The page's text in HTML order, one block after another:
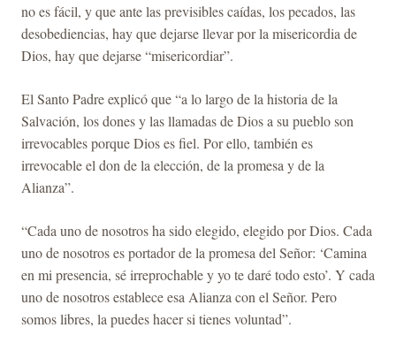
no es fácil, y que ante las previsibles caídas, los pecados, las
desobediencias, hay que dejarse llevar por la misericordia de
Dios, hay que dejarse “misericordiar”.
El Santo Padre explicó que “a lo largo de la historia de la
Salvación, los dones y las llamadas de Dios a su pueblo son
irrevocables porque Dios es fiel. Por ello, también es
irrevocable el don de la elección, de la promesa y de la
Alianza”.
“Cada uno de nosotros ha sido elegido, elegido por Dios. Cada
uno de nosotros es portador de la promesa del Señor: ‘Camina
en mi presencia, sé irreprochable y yo te daré todo esto’. Y cada
uno de nosotros establece esa Alianza con el Señor. Pero
somos libres, la puedes hacer si tienes voluntad”.